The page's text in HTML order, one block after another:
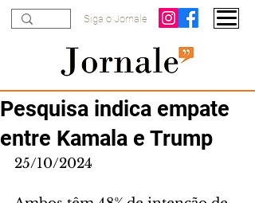
Siga o Jornale
Pesquisa indica empate
entre Kamala e Trump
25/10/2024